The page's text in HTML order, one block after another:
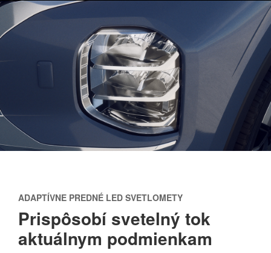
ADAPTÍVNE PREDNÉ LED SVETLOMETY
Prispôsobí svetelný tok
aktuálnym podmienkam